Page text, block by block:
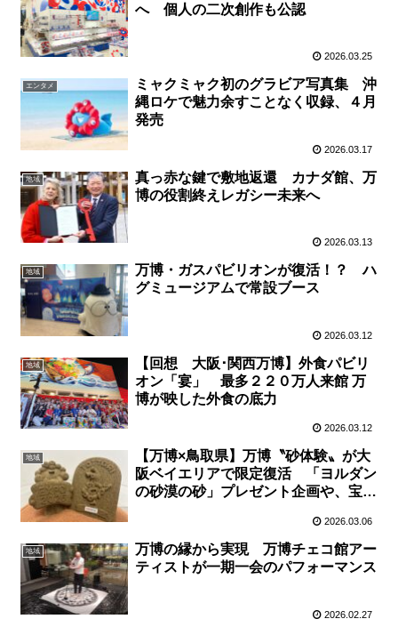
へ 個人の二次創作も公認
2026.03.25
エンタメ
ミャクミャク初のグラビア写真集 沖
縄ロケで魅力余すことなく収録、４月
発売
2026.03.17
地域
真っ赤な鍵で敷地返還 カナダ館、万
博の役割終えレガシー未来へ
2026.03.13
地域
万博・ガスパビリオンが復活！？ ハ
グミュージアムで常設ブース
2026.03.12
地域
【回想 大阪･関西万博】外食パビリ
オン「宴」 最多２２０万人来館 万
博が映した外食の底力
2026.03.12
地域
【万博×鳥取県】万博〝砂体験〟が大
阪ベイエリアで限定復活 「ヨルダン
の砂漠の砂」プレゼント企画や、宝探
2026.03.06
地域
万博の縁から実現 万博チェコ館アー
ティストが一期一会のパフォーマンス
2026.02.27